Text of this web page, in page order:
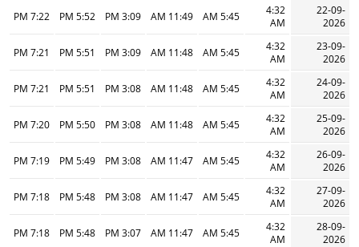
22-09-
2026
4:32
AM
5:45 AM
11:49 AM
3:09 PM
5:52 PM
7:22 PM
23-09-
2026
4:32
AM
5:45 AM
11:48 AM
3:09 PM
5:51 PM
7:21 PM
24-09-
2026
4:32
AM
5:45 AM
11:48 AM
3:08 PM
5:51 PM
7:21 PM
25-09-
2026
4:32
AM
5:45 AM
11:48 AM
3:08 PM
5:50 PM
7:20 PM
26-09-
2026
4:32
AM
5:45 AM
11:47 AM
3:08 PM
5:49 PM
7:19 PM
27-09-
2026
4:32
AM
5:45 AM
11:47 AM
3:08 PM
5:48 PM
7:18 PM
28-09-
2026
4:32
AM
5:45 AM
11:47 AM
3:07 PM
5:48 PM
7:18 PM